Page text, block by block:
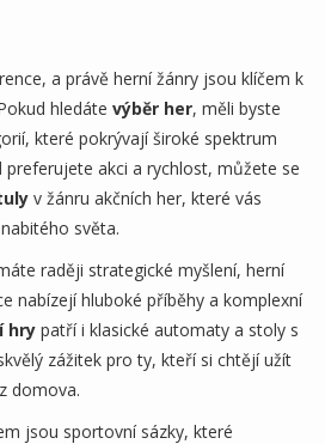
a právě herní žánry jsou klíčem k
hledáte výběr her, měli byste
které pokrývají široké spektrum
preferujete akci a rychlost, můžete se
v žánru akčních her, které vás
světa.
raději strategické myšlení, herní
nabízejí hluboké příběhy a komplexní
hry patří i klasické automaty a stoly s
zážitek pro ty, kteří si chtějí užít
domova.
jsou sportovní sázky, které